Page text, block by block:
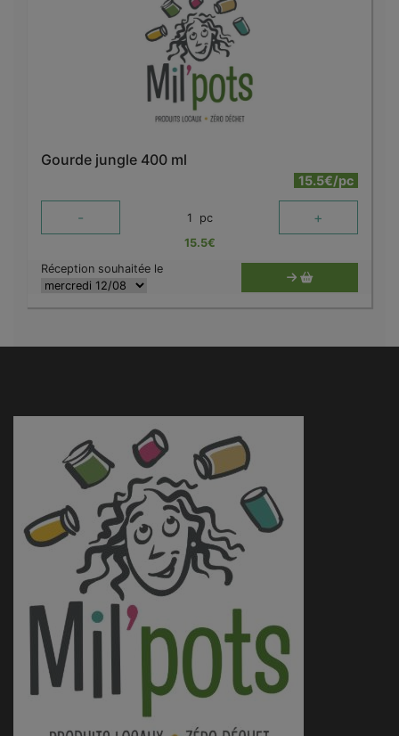
Gourde jungle 400 ml
15.5€/pc
- 1 pc +
15.5€
Réception souhaitée le